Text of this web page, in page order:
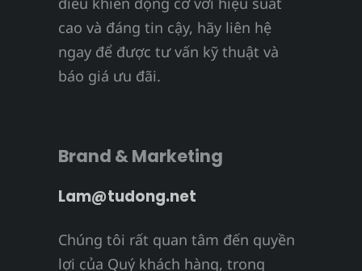
cao và đáng tin cậy, hãy liên hệ
ngay để được tư vấn kỹ thuật và
báo giá ưu đãi.
Brand & Marketing
Lam@tudong.net
Chúng tôi rất quan tâm đến quyền
lợi của Quý khách hàng, trong